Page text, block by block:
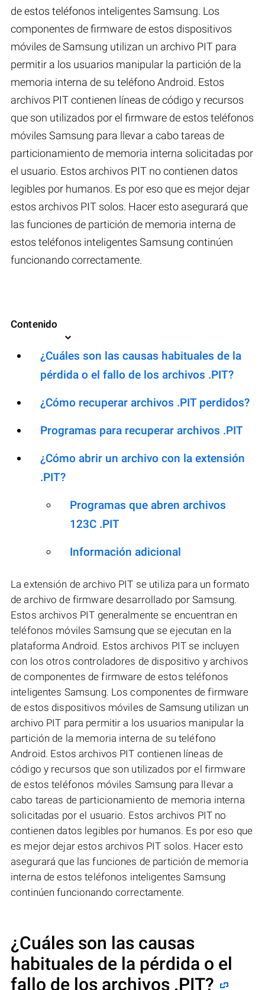
de estos teléfonos inteligentes Samsung. Los
componentes de firmware de estos dispositivos
móviles de Samsung utilizan un archivo PIT para
permitir a los usuarios manipular la partición de la
memoria interna de su teléfono Android. Estos
archivos PIT contienen líneas de código y recursos
que son utilizados por el firmware de estos teléfonos
móviles Samsung para llevar a cabo tareas de
particionamiento de memoria interna solicitadas por
el usuario. Estos archivos PIT no contienen datos
legibles por humanos. Es por eso que es mejor dejar
estos archivos PIT solos. Hacer esto asegurará que
las funciones de partición de memoria interna de
estos teléfonos inteligentes Samsung continúen
funcionando correctamente.
Contenido
¿Cuáles son las causas habituales de la
pérdida o el fallo de los archivos .PIT?
¿Cómo recuperar archivos .PIT perdidos?
Programas para recuperar archivos .PIT
¿Cómo abrir un archivo con la extensión
.PIT?
Programas que abren archivos
123C .PIT
Información adicional
La extensión de archivo PIT se utiliza para un formato
de archivo de firmware desarrollado por Samsung.
Estos archivos PIT generalmente se encuentran en
teléfonos móviles Samsung que se ejecutan en la
plataforma Android. Estos archivos PIT se incluyen
con los otros controladores de dispositivo y archivos
de componentes de firmware de estos teléfonos
inteligentes Samsung. Los componentes de firmware
de estos dispositivos móviles de Samsung utilizan un
archivo PIT para permitir a los usuarios manipular la
partición de la memoria interna de su teléfono
Android. Estos archivos PIT contienen líneas de
código y recursos que son utilizados por el firmware
de estos teléfonos móviles Samsung para llevar a
cabo tareas de particionamiento de memoria interna
solicitadas por el usuario. Estos archivos PIT no
contienen datos legibles por humanos. Es por eso que
es mejor dejar estos archivos PIT solos. Hacer esto
asegurará que las funciones de partición de memoria
interna de estos teléfonos inteligentes Samsung
continúen funcionando correctamente.
¿Cuáles son las causas
habituales de la pérdida o el
fallo de los archivos .PIT?